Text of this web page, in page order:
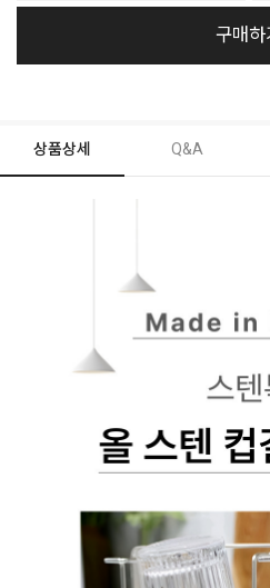
구매하
상품상세 Q&A